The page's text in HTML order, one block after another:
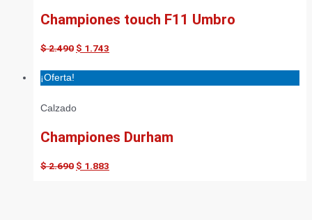
Championes touch F11 Umbro
$2.490 $ 1.743
¡Oferta!
Calzado
Championes Durham
$2.690 $ 1.883